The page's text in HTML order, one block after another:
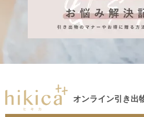
オンライン引き出